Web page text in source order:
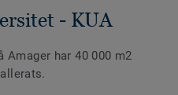
- KUA
Amager har 40 000 m2